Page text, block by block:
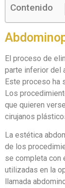
Contenido
El proceso de
parte inferior del
Este proceso ha
Los
que quieren
cirujanos
La estética
de los
se completa con
utilizadas en la
llamada